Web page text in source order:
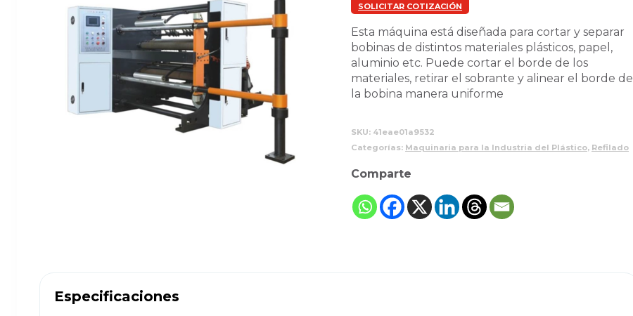
SOLICITAR COTIZACIÓN
Esta máquina está diseñada para cortar y separar
bobinas de distintos materiales plásticos, papel,
aluminio etc. Puede cortar el borde de los
materiales, retirar el sobrante y alinear el borde de
la bobina manera uniforme
SKU: 41eae01a9532
Categorías: Maquinaria para la Industria del Plástico, Refilado
Comparte
Especificaciones